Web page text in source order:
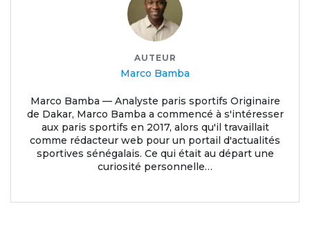
AUTEUR
Marco Bamba
Marco Bamba — Analyste paris sportifs Originaire
de Dakar, Marco Bamba a commencé à s'intéresser
aux paris sportifs en 2017, alors qu'il travaillait
comme rédacteur web pour un portail d'actualités
sportives sénégalais. Ce qui était au départ une
curiosité personnelle…